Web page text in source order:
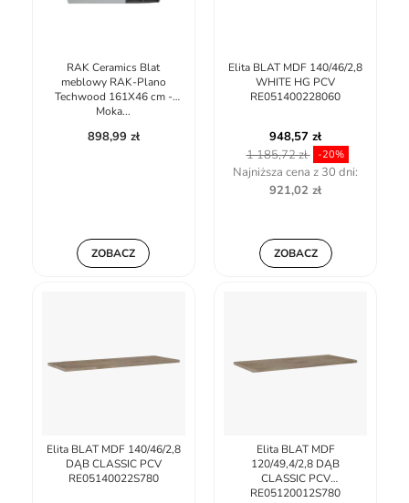
RAK Ceramics Blat
meblowy RAK-Plano
Techwood 161X46 cm -
Moka...
898,99 zł
ZOBACZ
Elita BLAT MDF 140/46/2,8
WHITE HG PCV
RE051400228060
948,57 zł
1 185,72 zł
-20%
Najniższa cena z 30 dni:
921,02 zł
ZOBACZ
Elita BLAT MDF 140/46/2,8
DĄB CLASSIC PCV
RE05140022S780
Elita BLAT MDF
120/49,4/2,8 DĄB
CLASSIC PCV
RE05120012S780